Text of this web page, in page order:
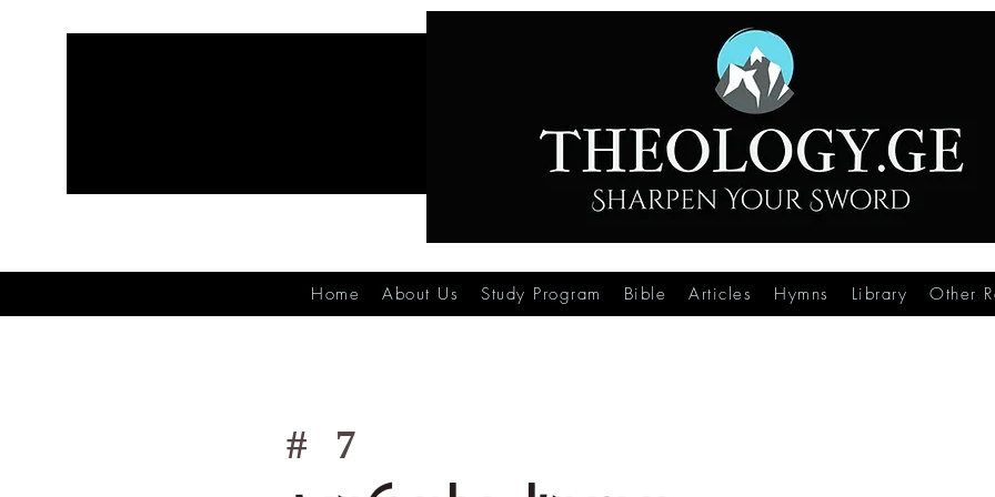
Home About Us Study Program Bible Articles Hymns Library Other
7
#